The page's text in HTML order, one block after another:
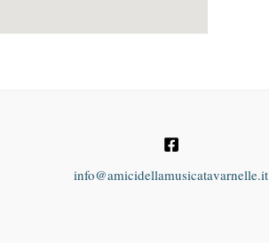
info@amicidellamusicatavarnelle.it